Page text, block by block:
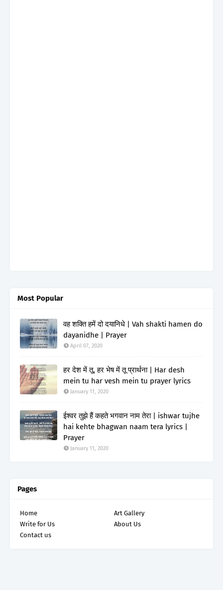
Most Popular
वह शक्ति हमें दो दयानिधे | Vah shakti hamen do
dayanidhe | Prayer
April 07, 2020
हर देश में तू, हर भेष में तू प्रार्थना | Har desh
mein tu har vesh mein tu prayer lyrics
January 11, 2020
ईश्वर तुझे हैं कहते भगवान नाम तेरा | ishwar tujhe
hai kehte bhagwan naam tera lyrics |
Prayer
January 11, 2020
Pages
Home
Art Gallery
Write for Us
About Us
Contact us